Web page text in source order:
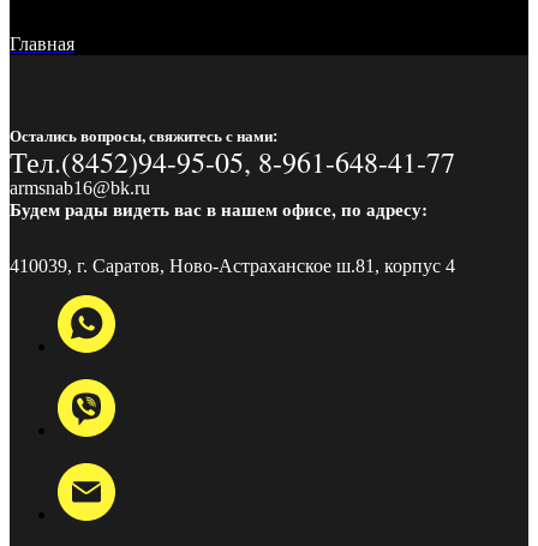
Главная
Остались вопросы, свяжитесь с нами:
Тел.(8452)94-95-05, 8-961-648-41-77
armsnab16@bk.ru
Будем рады видеть вас в нашем офисе, по адресу:
410039, г. Саратов, Ново-Астраханское ш.81, корпус 4